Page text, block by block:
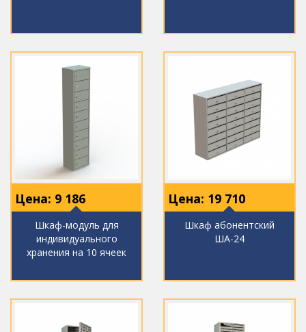
Цена: 9 186
Шкаф-модуль для
индивидуального
хранения на 10 ячеек
Цена: 19 710
Шкаф абонентский
ША-24